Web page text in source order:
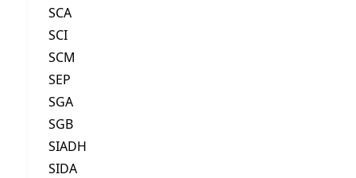
SCA
SCI
SCM
SEP
SGA
SGB
SIADH
SIDA